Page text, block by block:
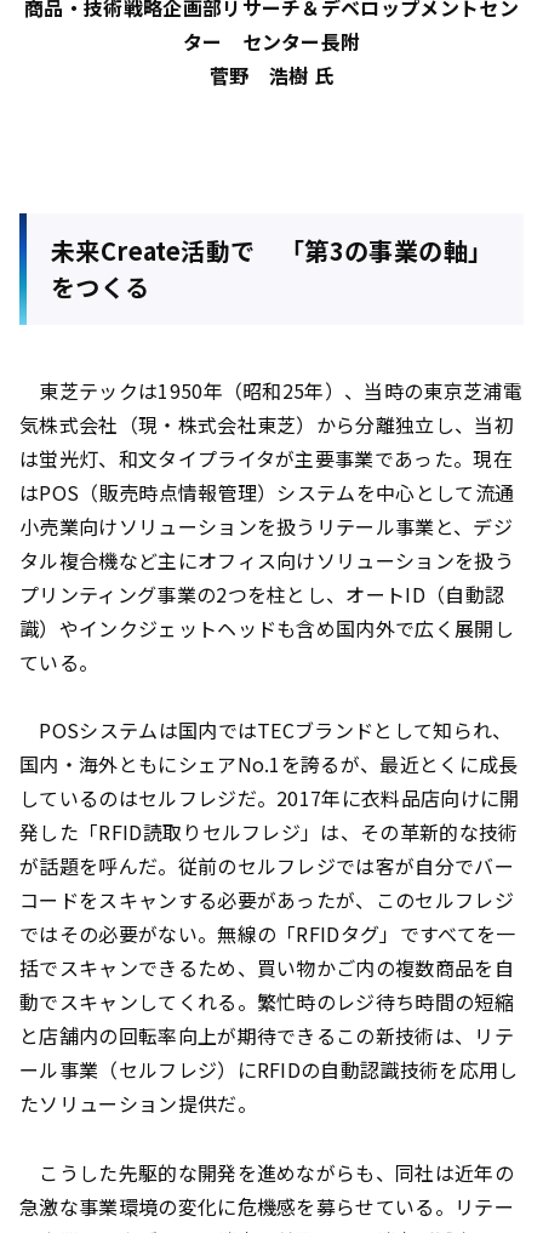
商品・技術戦略企画部リサーチ＆デベロップメントセン
ター センター長附
菅野 浩樹 氏
未来Create活動で 「第3の事業の軸」
をつくる
東芝テックは1950年（昭和25年）、当時の東京芝浦電
気株式会社（現・株式会社東芝）から分離独立し、当初
は蛍光灯、和文タイプライタが主要事業であった。現在
はPOS（販売時点情報管理）システムを中心として流通
小売業向けソリューションを扱うリテール事業と、デジ
タル複合機など主にオフィス向けソリューションを扱う
プリンティング事業の2つを柱とし、オートID（自動認
識）やインクジェットヘッドも含め国内外で広く展開し
ている。
POSシステムは国内ではTECブランドとして知られ、
国内・海外ともにシェアNo.1を誇るが、最近とくに成長
しているのはセルフレジだ。2017年に衣料品店向けに開
発した「RFID読取りセルフレジ」は、その革新的な技術
が話題を呼んだ。従前のセルフレジでは客が自分でバー
コードをスキャンする必要があったが、このセルフレジ
ではその必要がない。無線の「RFIDタグ」ですべてを一
括でスキャンできるため、買い物かご内の複数商品を自
動でスキャンしてくれる。繁忙時のレジ待ち時間の短縮
と店舗内の回転率向上が期待できるこの新技術は、リテ
ール事業（セルフレジ）にRFIDの自動認識技術を応用し
たソリューション提供だ。
こうした先駆的な開発を進めながらも、同社は近年の
急激な事業環境の変化に危機感を募らせている。リテー